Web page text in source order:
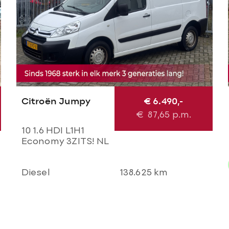
Citroën Jumpy
10 1.6 HDI L1H1
Economy 3ZITS! NL
Imperial l
€ 6.490,-
€ 87,65 p.m.
Diesel 138.625 km